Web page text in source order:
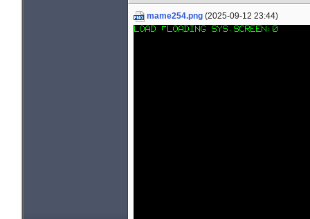
mame254.png (2025-09-12 23:44)